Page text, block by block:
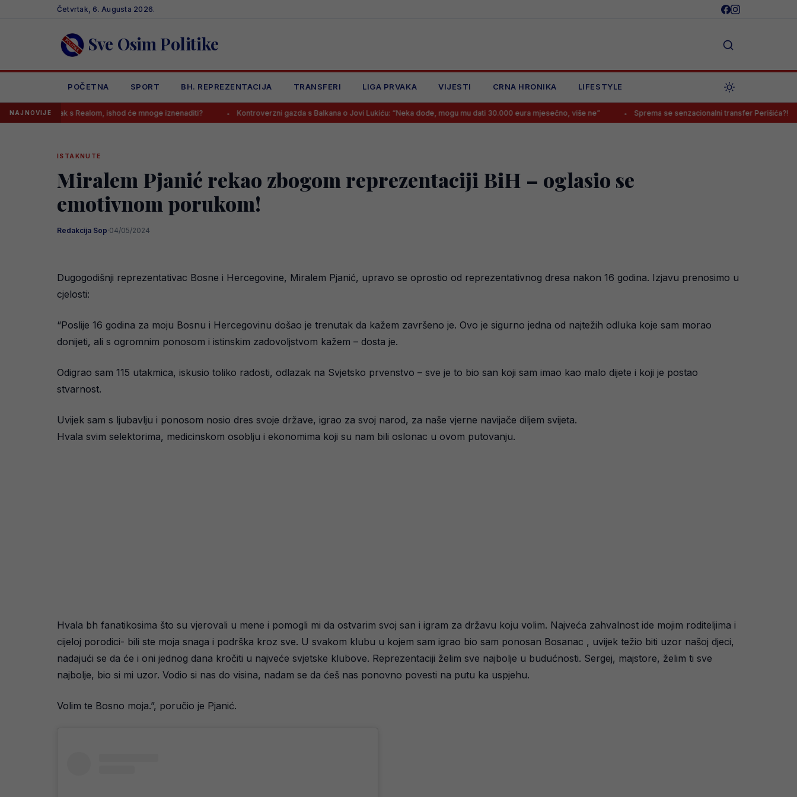
Četvrtak, 6. Augusta 2026.
Sve Osim Politike
POČETNA SPORT BH. REPREZENTACIJA TRANSFERI LIGA PRVAKA VIJESTI CRNA HRONIKA LIFESTYLE
NAJNOVIJE
s Realom, ishod će mnoge iznenaditi? Kontroverzni gazda s Balkana o Jovi Lukiću: “Neka dođe, mogu mu dati 30.000 eura mjesečno, više ne” Sprema se senzacionalni transfer Perišića?!
ISTAKNUTE
Miralem Pjanić rekao zbogom reprezentaciji BiH – oglasio se
emotivnom porukom!
Redakcija Sop·04/05/2024
Dugogodišnji reprezentativac Bosne i Hercegovine, Miralem Pjanić, upravo se oprostio od reprezentativnog dresa nakon 16 godina. Izjavu prenosimo u
cjelosti:
“Poslije 16 godina za moju Bosnu i Hercegovinu došao je trenutak da kažem završeno je. Ovo je sigurno jedna od najtežih odluka koje sam morao
donijeti, ali s ogromnim ponosom i istinskim zadovoljstvom kažem – dosta je.
Odigrao sam 115 utakmica, iskusio toliko radosti, odlazak na Svjetsko prvenstvo – sve je to bio san koji sam imao kao malo dijete i koji je postao
stvarnost.
Uvijek sam s ljubavlju i ponosom nosio dres svoje države, igrao za svoj narod, za naše vjerne navijače diljem svijeta.
Hvala svim selektorima, medicinskom osoblju i ekonomima koji su nam bili oslonac u ovom putovanju.
Hvala bh fanatikosima što su vjerovali u mene i pomogli mi da ostvarim svoj san i igram za državu koju volim. Najveća zahvalnost ide mojim roditeljima i
cijeloj porodici- bili ste moja snaga i podrška kroz sve. U svakom klubu u kojem sam igrao bio sam ponosan Bosanac , uvijek težio biti uzor našoj djeci,
nadajući se da će i oni jednog dana kročiti u najveće svjetske klubove. Reprezentaciji želim sve najbolje u budućnosti. Sergej, majstore, želim ti sve
najbolje, bio si mi uzor. Vodio si nas do visina, nadam se da ćeš nas ponovno povesti na putu ka uspjehu.
Volim te Bosno moja.”, poručio je Pjanić.